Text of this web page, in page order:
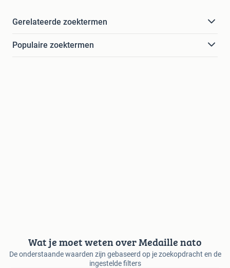
Gerelateerde zoektermen
Populaire zoektermen
Wat je moet weten over Medaille nato
De onderstaande waarden zijn gebaseerd op je zoekopdracht en de
ingestelde filters